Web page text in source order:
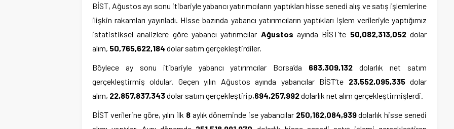
BİST, Ağustos ayı sonu itibariyle yabancı yatırımcıların yaptıkları hisse senedi alış ve satış işlemlerine
ilişkin rakamları yayınladı. Hisse bazında yabancı yatırımcıların yaptıkları işlem verileriyle yaptığımız
istatistiksel analizlere göre yabancı yatırımcılar Ağustos ayında BİST’te 50,082,313,052dolar
alım, 50,765,622,184 dolar satım gerçekleştirdiler.
Böylece ay sonu itibariyle yabancı yatırımcılar Borsa’da 683,309,132 dolarlık net satım
gerçekleştirmiş oldular. Geçen yılın Ağustos ayında yabancılar BİST’te 23,552,095,335dolar
alım, 22,857,837,343dolar satım gerçekleştirip,694,257,992dolarlık net alım gerçekleştirmişlerdi.
BİST verilerine göre, yılın ilk 8aylık döneminde ise yabancılar 250,162,084,939dolarlık hisse senedi